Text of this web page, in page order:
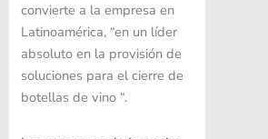
convierte a la empresa en
Latinoamérica, “en un líder
absoluto en la provisión de
soluciones para el cierre de
botellas de vino “.